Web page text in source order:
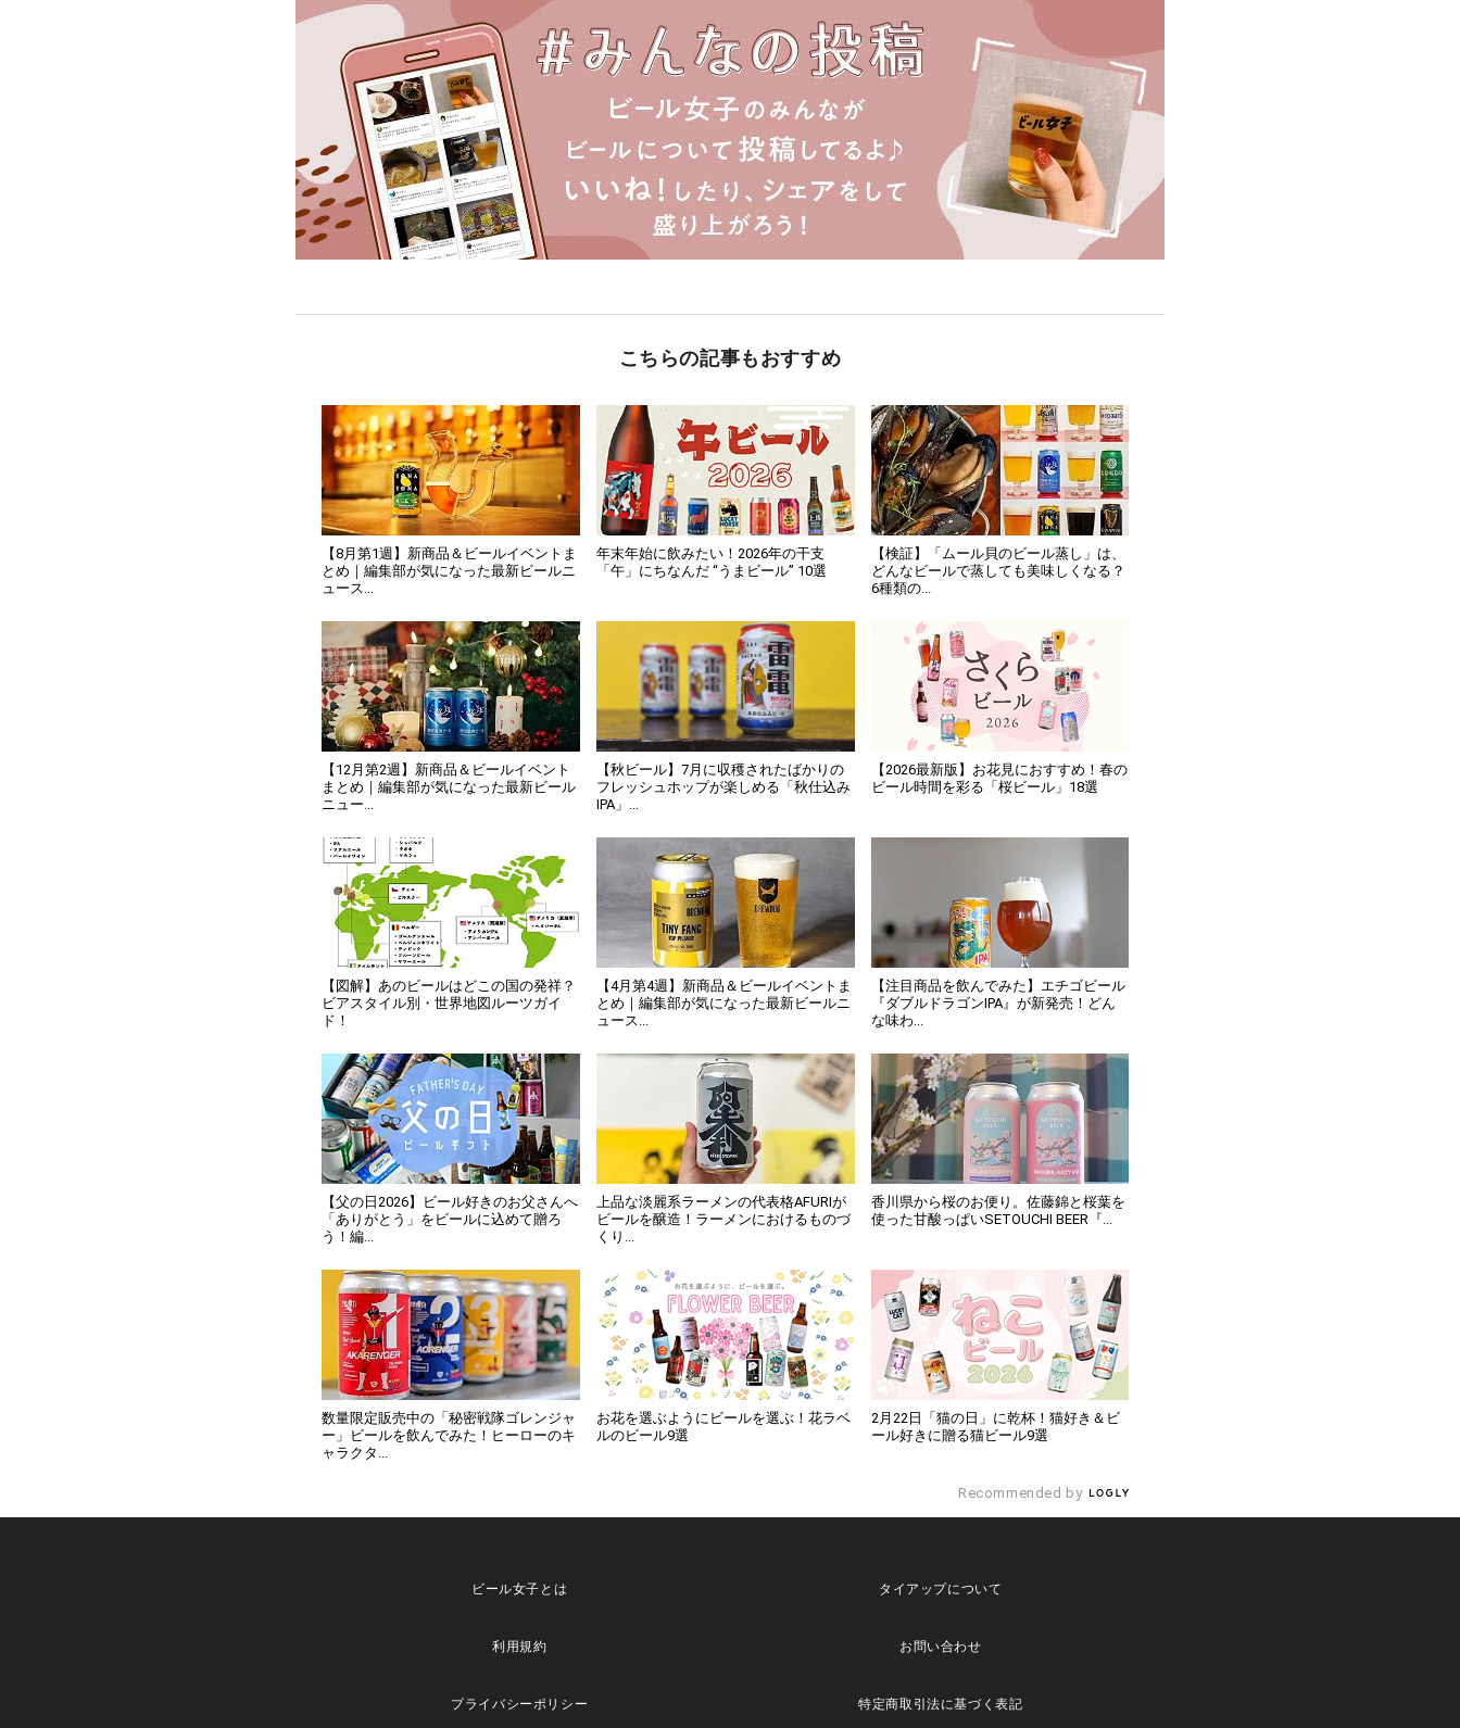
こちらの記事もおすすめ
【8月第1週】新商品＆ビールイベントま
とめ｜編集部が気になった最新ビールニ
ュース...
年末年始に飲みたい！2026年の干支
「午」にちなんだ “うまビール” 10選
【検証】「ムール貝のビール蒸し」は、
どんなビールで蒸しても美味しくなる？
6種類の...
【12月第2週】新商品＆ビールイベント
まとめ｜編集部が気になった最新ビール
ニュー...
【秋ビール】7月に収穫されたばかりの
フレッシュホップが楽しめる「秋仕込み
IPA」...
【2026最新版】お花見におすすめ！春の
ビール時間を彩る「桜ビール」18選
【図解】あのビールはどこの国の発祥？
ビアスタイル別・世界地図ルーツガイ
ド！
【4月第4週】新商品＆ビールイベントま
とめ｜編集部が気になった最新ビールニ
ュース...
【注目商品を飲んでみた】エチゴビール
『ダブルドラゴンIPA』が新発売！どん
な味わ...
【父の日2026】ビール好きのお父さんへ
「ありがとう」をビールに込めて贈ろ
う！編...
上品な淡麗系ラーメンの代表格AFURIが
ビールを醸造！ラーメンにおけるものづ
くり...
香川県から桜のお便り。佐藤錦と桜葉を
使った甘酸っぱいSETOUCHI BEER『...
数量限定販売中の「秘密戦隊ゴレンジャ
ー」ビールを飲んでみた！ヒーローのキ
ャラクタ...
お花を選ぶようにビールを選ぶ！花ラベ
ルのビール9選
2月22日「猫の日」に乾杯！猫好き＆ビ
ール好きに贈る猫ビール9選
Recommended by
ビール女子とは タイアップについて
利用規約 お問い合わせ
プライバシーポリシー 特定商取引法に基づく表記